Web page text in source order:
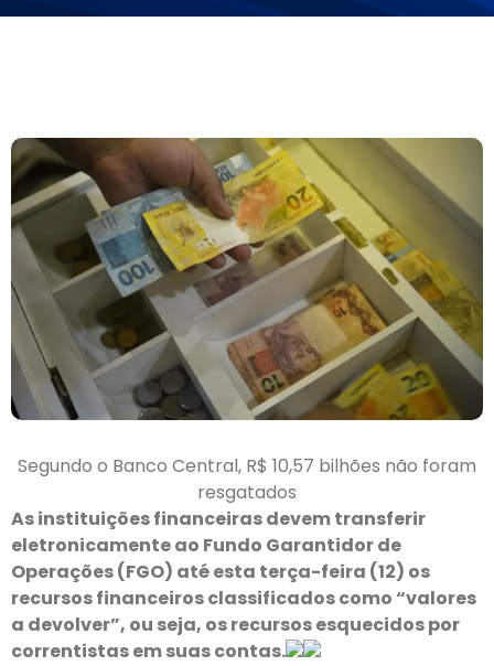
Segundo o Banco Central, R$ 10,57 bilhões não foram
resgatados
As instituições financeiras devem transferir
eletronicamente ao Fundo Garantidor de
Operações (FGO) até esta terça-feira (12) os
recursos financeiros classificados como “valores
a devolver”, ou seja, os recursos esquecidos por
correntistas em suas contas.